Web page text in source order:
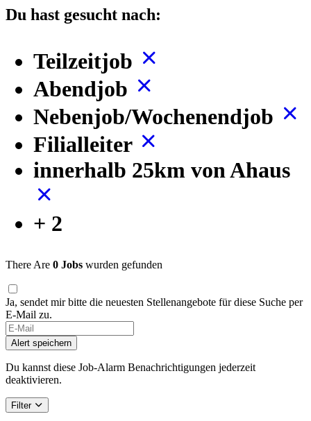
Du hast gesucht nach:
Teilzeitjob
Abendjob
Nebenjob/Wochenendjob
Filialleiter
innerhalb 25km von Ahaus
+ 2
There Are 0 Jobs wurden gefunden
Ja, sendet mir bitte die neuesten Stellenangebote für diese Suche per
E-Mail zu.
If
you
are
a
human,
this
field
Alert speichern
Du kannst diese Job-Alarm Benachrichtigungen jederzeit
deaktivieren.
Filter